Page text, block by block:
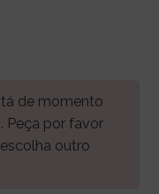
de momento
Peça por favor
outro